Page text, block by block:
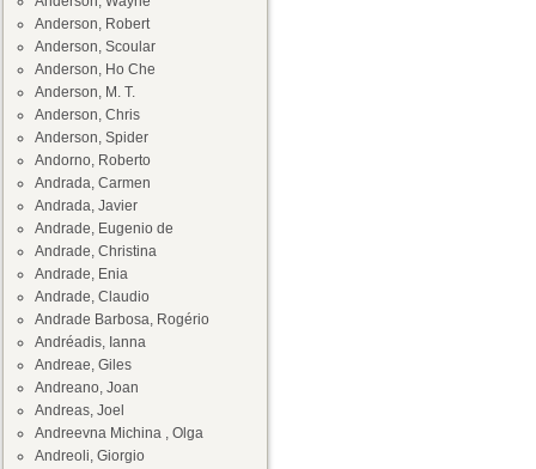
Anderson, Robert
Anderson, Scoular
Anderson, Ho Che
Anderson, M. T.
Anderson, Chris
Anderson, Spider
Andorno, Roberto
Andrada, Carmen
Andrada, Javier
Andrade, Eugenio de
Andrade, Christina
Andrade, Enia
Andrade, Claudio
Andrade Barbosa, Rogério
Andréadis, Ianna
Andreae, Giles
Andreano, Joan
Andreas, Joel
Andreevna Michina , Olga
Andreoli, Giorgio